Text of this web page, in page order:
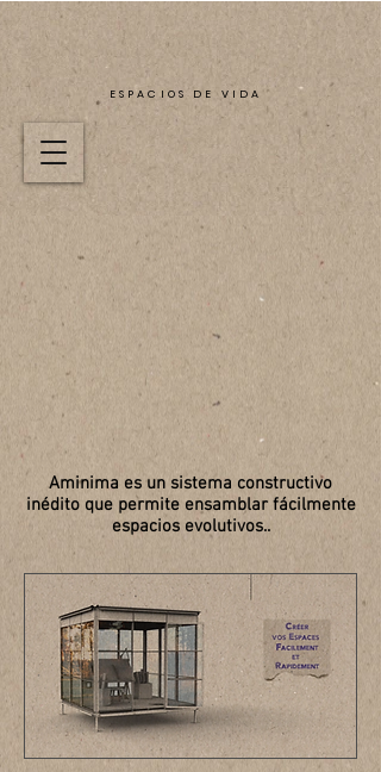
ESPACIOS DE VIDA
Aminima es un sistema constructivo
inédito que permite ensamblar fácilmente
espacios evolutivos..